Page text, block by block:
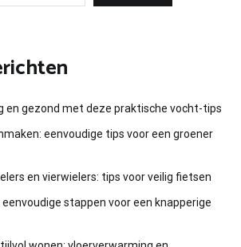
en gezond met deze praktische vocht-tips
eenvoudige tips voor een groener
en vierwielers: tips voor veilig fietsen
eenvoudige stappen voor een knapperige